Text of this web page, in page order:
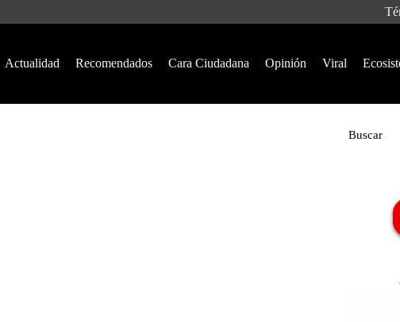
Actualidad Recomendados Cara Ciudadana Opinión Viral
Buscar